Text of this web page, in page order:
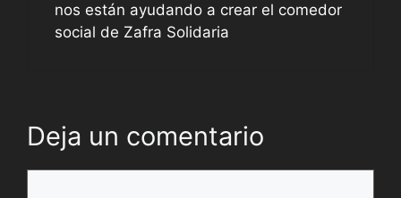
nos están ayudando a crear el comedor
social de Zafra Solidaria
Deja un comentario